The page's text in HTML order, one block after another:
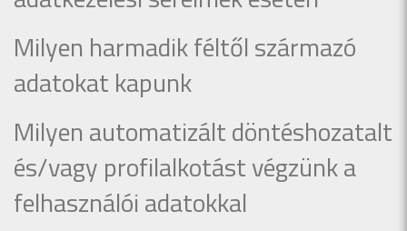
Milyen harmadik féltől származó
adatokat kapunk
Milyen automatizált döntéshozatalt
és/vagy profilalkotást végzünk a
felhasználói adatokkal